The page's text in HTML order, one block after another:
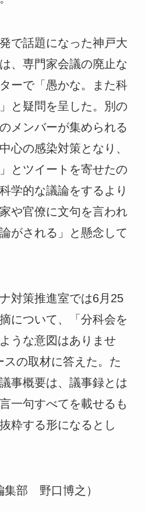
で話題になった神戸大
、専門家会議の廃止な
ーで「愚かな。また科
と疑問を呈した。別の
メンバーが集められる
心の感染対策となり、
とツイートを寄せたの
学的な議論をするより
や官僚に文句を言われ
がされる」と懸念して
対策推進室では6月25
について、「分科会を
うな意図はありませ
スの取材に答えた。た
事概要は、議事録とは
一句すべてを載せるも
粋する形になるとし
集部 野口博之）